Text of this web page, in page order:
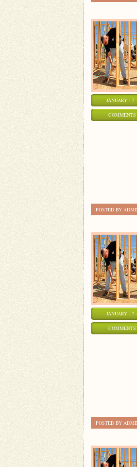
JANUARY - 7
COMMENTS
POSTED BY
JANUARY - 7
COMMENTS
POSTED BY